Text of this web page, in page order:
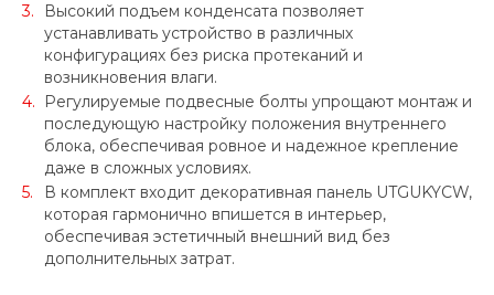
Высокий подъем конденсата позволяет
устанавливать устройство в различных
конфигурациях без риска протеканий и
возникновения влаги.
Регулируемые подвесные болты упрощают монтаж и
последующую настройку положения внутреннего
блока, обеспечивая ровное и надежное крепление
даже в сложных условиях.
В комплект входит декоративная панель UTGUKYCW,
которая гармонично впишется в интерьер,
обеспечивая эстетичный внешний вид без
дополнительных затрат.